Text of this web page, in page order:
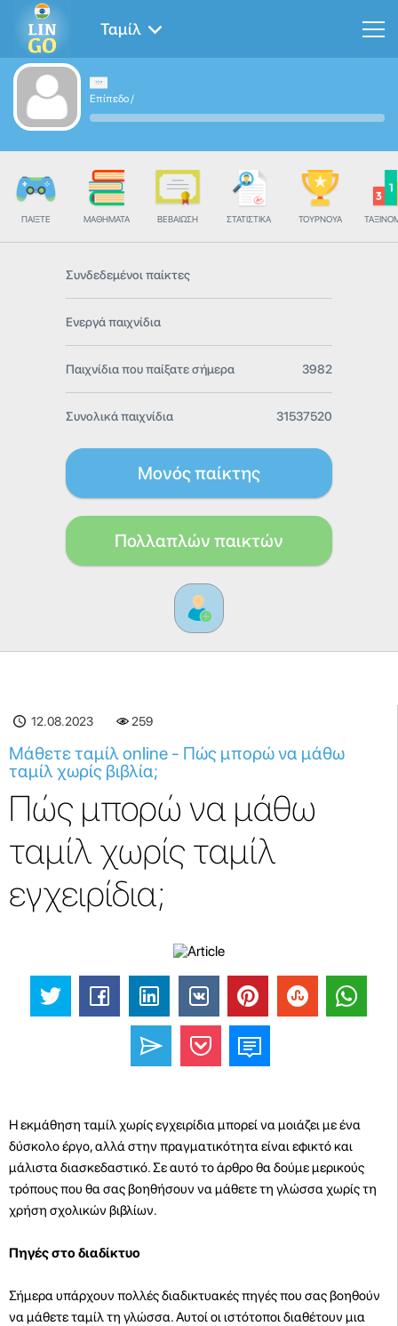
Ταμίλ
Επίπεδο/
ΠΑΊΞΤΕ ΜΑΘΉΜΑΤΑ ΒΕΒΑΊΩΣΗ ΣΤΑΤΙΣΤΙΚΆ ΤΟΥΡΝΟΥΆ
Συνδεδεμένοι παίκτες
Ενεργά παιχνίδια
Παιχνίδια που παίξατε σήμερα 3982
Συνολικά παιχνίδια 31537520
Μονός παίκτης
Πολλαπλών παικτών
12.08.2023 259
Μάθετε ταμίλ online - Πώς μπορώ να μάθω
ταμίλ χωρίς βιβλία;
Πώς μπορώ να μάθω
ταμίλ χωρίς ταμίλ
εγχειρίδια;
Η εκμάθηση ταμίλ χωρίς εγχειρίδια μπορεί να μοιάζει με ένα
δύσκολο έργο, αλλά στην πραγματικότητα είναι εφικτό και
μάλιστα διασκεδαστικό. Σε αυτό το άρθρο θα δούμε μερικούς
τρόπους που θα σας βοηθήσουν να μάθετε τη γλώσσα χωρίς τη
χρήση σχολικών βιβλίων.
Πηγές στο διαδίκτυο
Σήμερα υπάρχουν πολλές διαδικτυακές πηγές που σας βοηθούν
να μάθετε ταμίλ τη γλώσσα. Αυτοί οι ιστότοποι διαθέτουν μια